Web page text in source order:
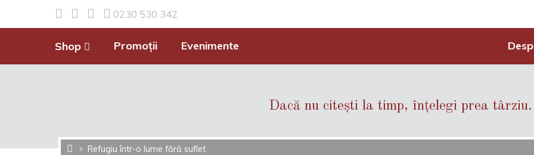
0230 530 342
Shop Promoții Evenimente
Dacă nu citești la timp, înțelegi prea târziu.
Refugiu într-o lume fără suflet